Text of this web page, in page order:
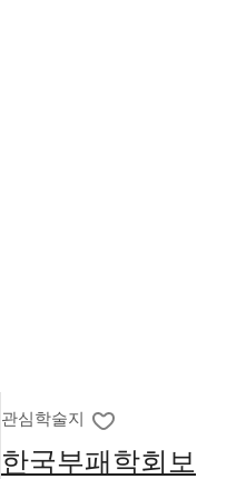
관심학술지
한국부패학회보